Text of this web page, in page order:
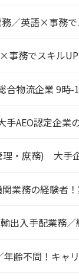
／英語×事務
事務でスキル
合物流企業 9時-
AEO認定企業
・庶務) 大手
業務の経験者
出入手配業務
齢不問！キャ